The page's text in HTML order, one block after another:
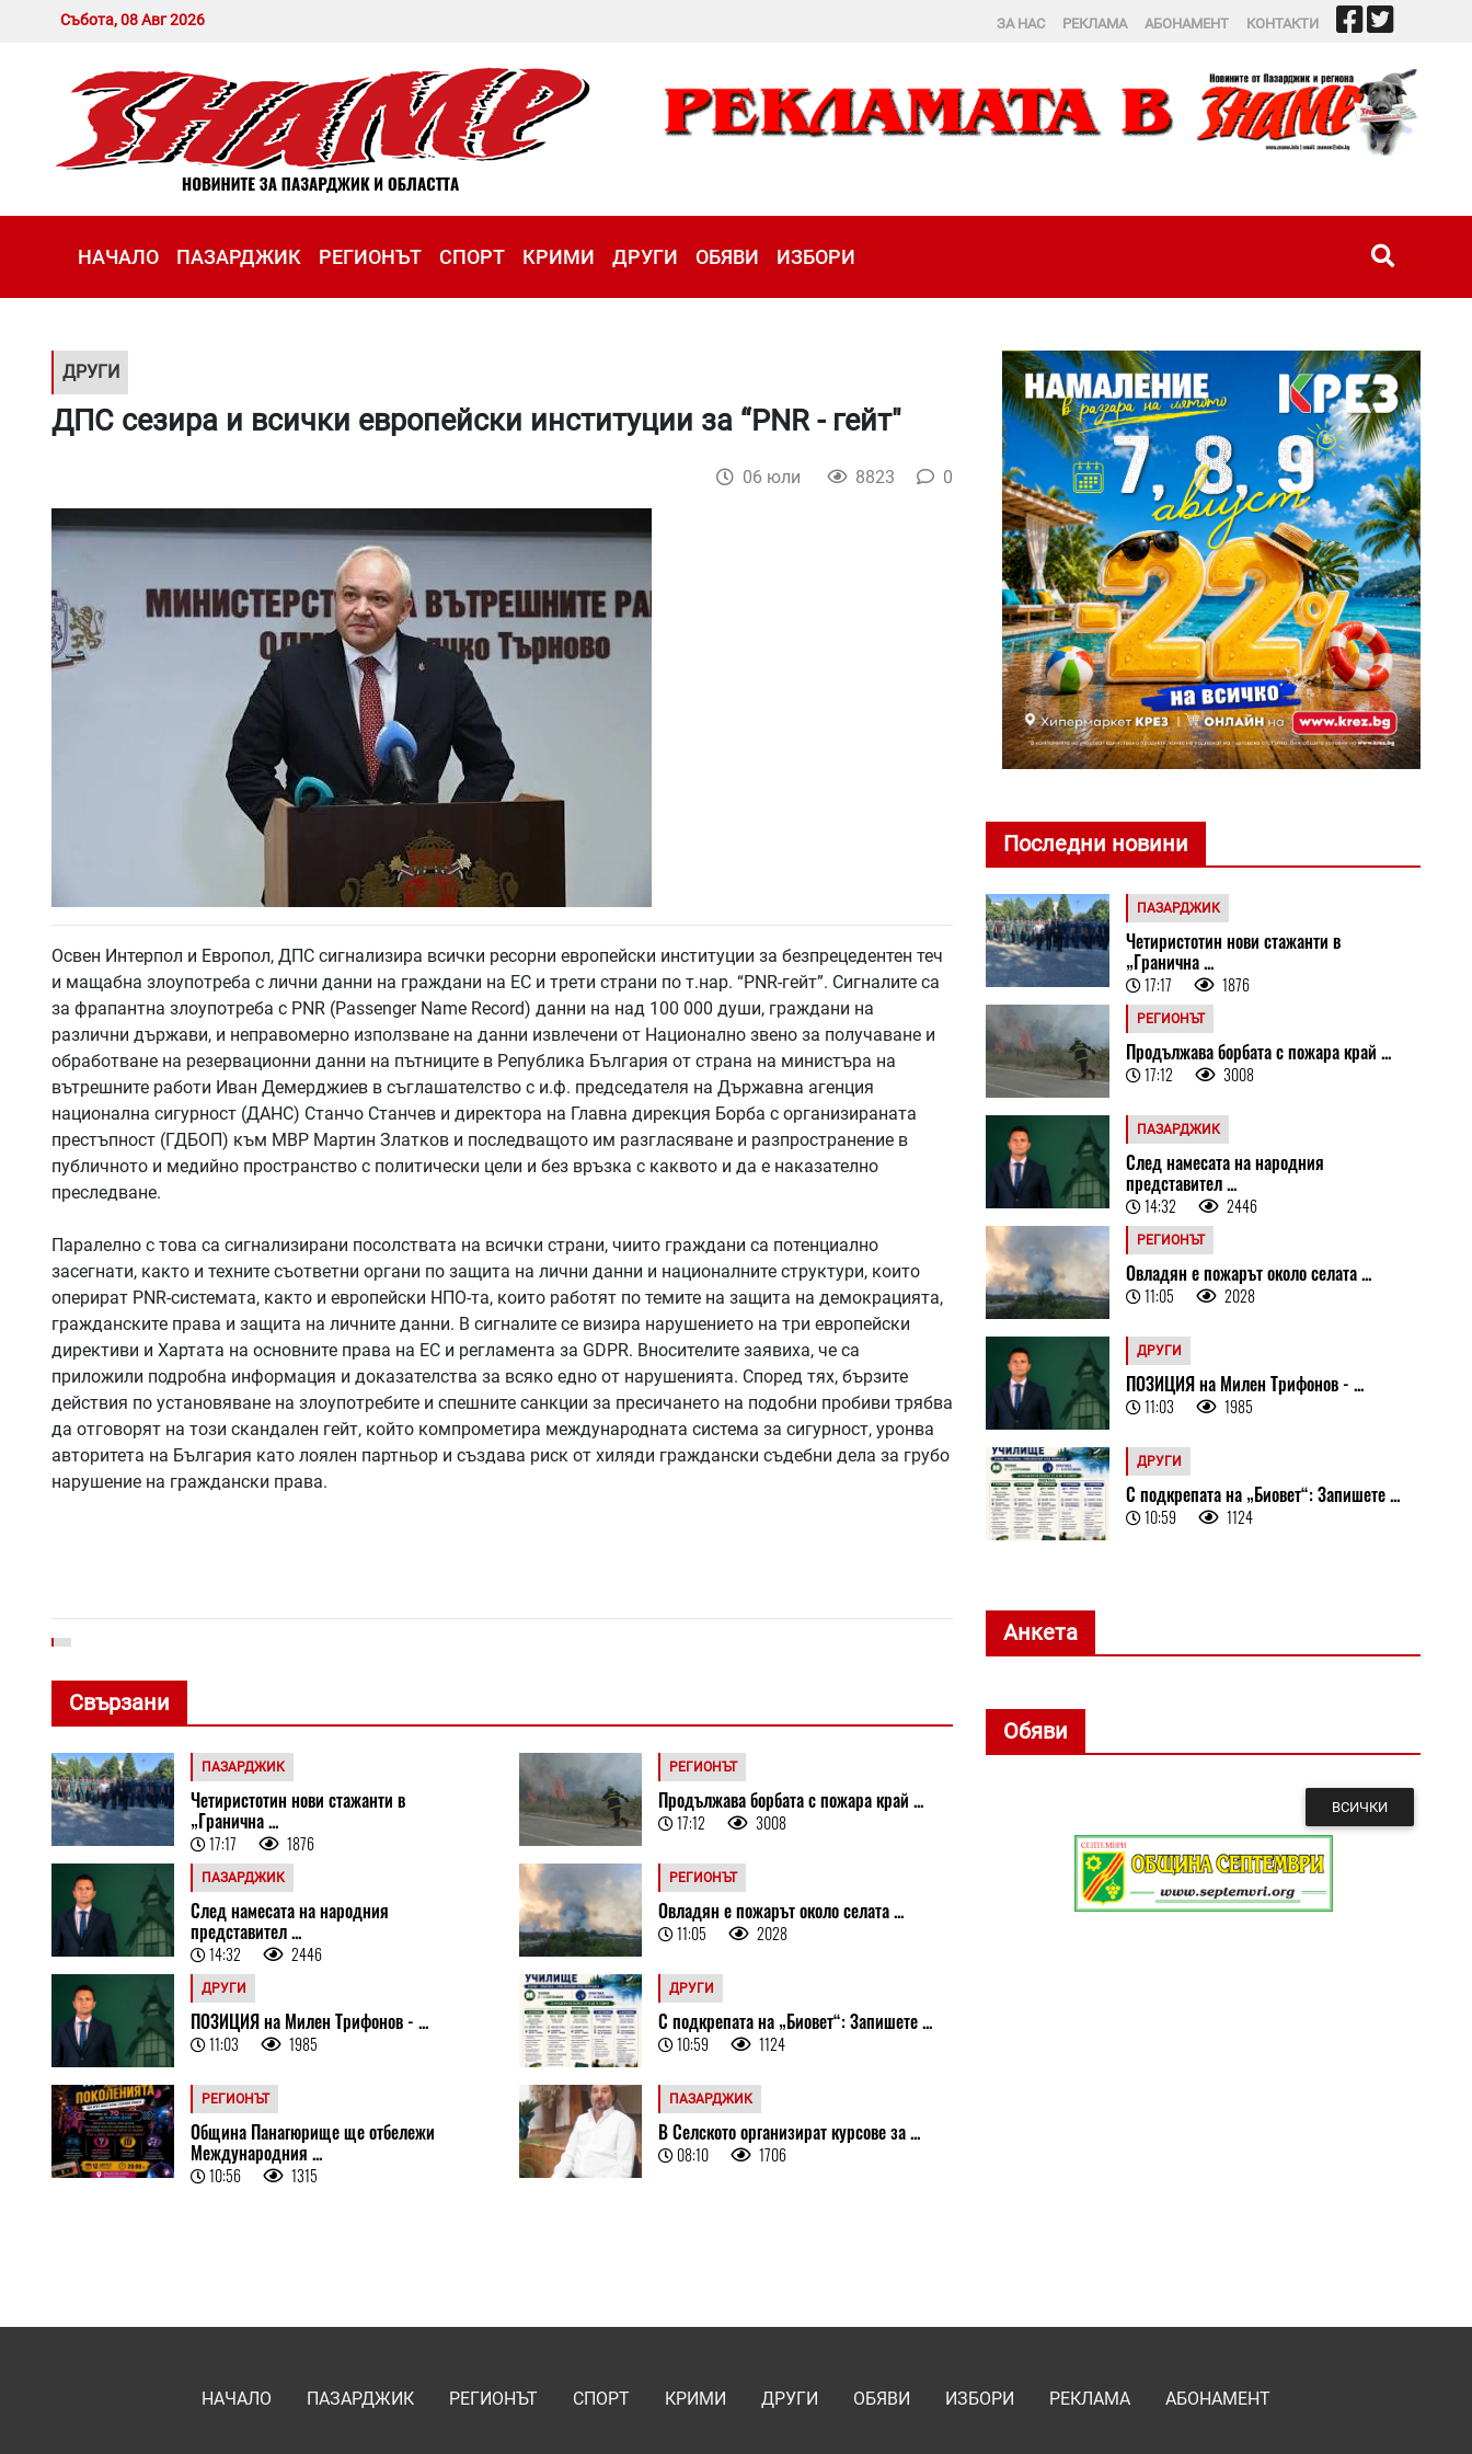
Събота, 08 Авг 2026 ЗА НАС РЕКЛАМА АБОНАМЕНТ КОНТАКТИ
НАЧАЛО ПАЗАРДЖИК РЕГИОНЪТ СПОРТ КРИМИ ДРУГИ ОБЯВИ ИЗБОРИ
ДРУГИ
ДПС сезира и всички европейски институции за “PNR - гейт"
06 юли 8823 0
Освен Интерпол и Европол, ДПС сигнализира всички ресорни европейски институции за безпрецедентен теч
и мащабна злоупотреба с лични данни на граждани на ЕС и трети страни по т.нар. “PNR-гейт”. Сигналите са
за фрапантна злоупотреба с PNR (Passenger Name Record) данни на над 100 000 души, граждани на
различни държави, и неправомерно използване на данни извлечени от Национално звено за получаване и
обработване на резервационни данни на пътниците в Република България от страна на министъра на
вътрешните работи Иван Демерджиев в съглашателство с и.ф. председателя на Държавна агенция
национална сигурност (ДАНС) Станчо Станчев и директорa на Главна дирекция Борба с организираната
престъпност (ГДБОП) към МВР Мартин Златков и последващото им разгласяване и разпространение в
публичното и медийно пространство с политически цели и без връзка с каквото и да е наказателно
преследване.
Паралелно с това са сигнализирани посолствата на всички страни, чиито граждани са потенциално
засегнати, както и техните съответни органи по защита на лични данни и националните структури, които
оперират PNR-системата, както и европейски НПО-та, които работят по темите на защита на демокрацията,
гражданските права и защита на личните данни. В сигналите се визира нарушението на три европейски
директиви и Хартата на основните права на ЕС и регламента за GDPR. Вносителите заявиха, че са
приложили подробна информация и доказателства за всяко едно от нарушенията. Според тях, бързите
действия по установяване на злоупотребите и спешните санкции за пресичането на подобни пробиви трябва
да отговорят на този скандален гейт, който компрометира международната система за сигурност, уронва
авторитета на България като лоялен партньор и създава риск от хиляди граждански съдебни дела за грубо
нарушение на граждански права.
Свързани
ПАЗАРДЖИК
Четиристотин нови стажанти в
„Гранична ...
17:17 1876
РЕГИОНЪТ
Продължава борбата с пожара край ...
17:12 3008
ПАЗАРДЖИК
След намесата на народния
представител ...
14:32 2446
РЕГИОНЪТ
Овладян е пожарът около селата ...
11:05 2028
ДРУГИ
ПОЗИЦИЯ на Милен Трифонов - ...
11:03 1985
ДРУГИ
С подкрепата на „Биовет“: Запишете ...
10:59 1124
РЕГИОНЪТ
Община Панагюрище ще отбележи
Международния ...
10:56 1315
ПАЗАРДЖИК
В Селското организират курсове за ...
08:10 1706
Последни новини
ПАЗАРДЖИК
Четиристотин нови стажанти в
„Гранична ...
17:17 1876
РЕГИОНЪТ
Продължава борбата с пожара край ...
17:12 3008
ПАЗАРДЖИК
След намесата на народния
представител ...
14:32 2446
РЕГИОНЪТ
Овладян е пожарът около селата ...
11:05 2028
ДРУГИ
ПОЗИЦИЯ на Милен Трифонов - ...
11:03 1985
ДРУГИ
С подкрепата на „Биовет“: Запишете ...
10:59 1124
Анкета
Обяви
ВСИЧКИ
НАЧАЛО ПАЗАРДЖИК РЕГИОНЪТ СПОРТ КРИМИ ДРУГИ ОБЯВИ ИЗБОРИ РЕКЛАМА АБОНАМЕНТ